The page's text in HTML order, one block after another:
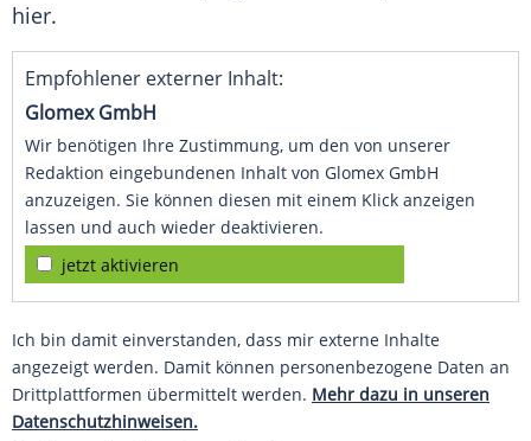
hier.
Empfohlener externer Inhalt:
Glomex GmbH
Wir benötigen Ihre Zustimmung, um den von unserer
Redaktion eingebundenen Inhalt von Glomex GmbH
anzuzeigen. Sie können diesen mit einem Klick anzeigen
lassen und auch wieder deaktivieren.
jetzt aktivieren
Ich bin damit einverstanden, dass mir externe Inhalte
angezeigt werden. Damit können personenbezogene Daten an
Drittplattformen übermittelt werden. Mehr dazu in unseren
Datenschutzhinweisen.